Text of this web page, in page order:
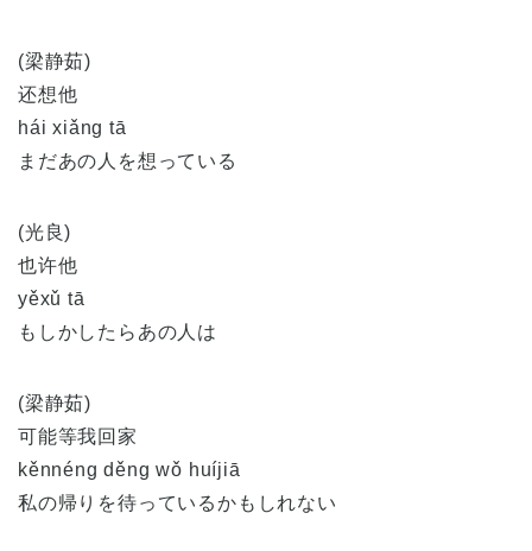
(梁静茹)
还想他
hái xiǎng tā
まだあの人を想っている
(光良)
也许他
yěxǔ tā
もしかしたらあの人は
(梁静茹)
可能等我回家
kěnnéng děng wǒ huíjiā
私の帰りを待っているかもしれない